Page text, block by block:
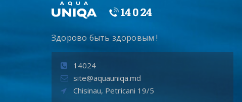
Здорово быть здоровым !
14024
site@aquauniqa.md
Chisinau, Petricani 19/5